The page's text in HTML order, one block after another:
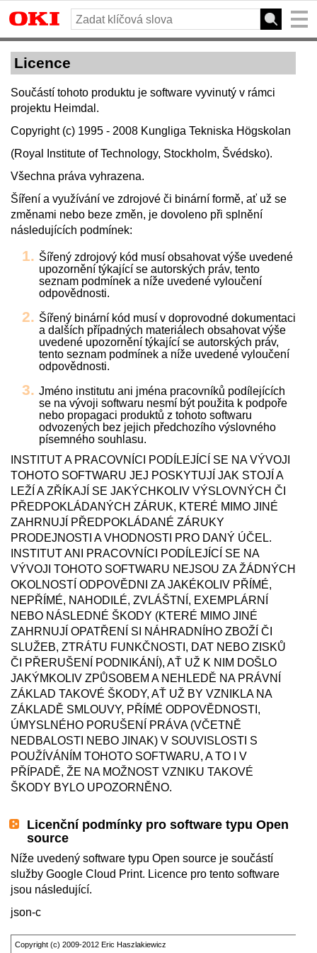
Licence
Součástí tohoto produktu je software vyvinutý v rámci
projektu Heimdal.
Copyright (c) 1995 - 2008 Kungliga Tekniska Högskolan
(Royal Institute of Technology, Stockholm, Švédsko).
Všechna práva vyhrazena.
Šíření a využívání ve zdrojové či binární formě, ať už se
změnami nebo beze změn, je dovoleno při splnění
následujících podmínek:
Šířený zdrojový kód musí obsahovat výše uvedené
upozornění týkající se autorských práv, tento
seznam podmínek a níže uvedené vyloučení
odpovědnosti.
Šířený binární kód musí v doprovodné dokumentaci
a dalších případných materiálech obsahovat výše
uvedené upozornění týkající se autorských práv,
tento seznam podmínek a níže uvedené vyloučení
odpovědnosti.
Jméno institutu ani jména pracovníků podílejících
se na vývoji softwaru nesmí být použita k podpoře
nebo propagaci produktů z tohoto softwaru
odvozených bez jejich předchozího výslovného
písemného souhlasu.
INSTITUT A PRACOVNÍCI PODÍLEJÍCÍ SE NA VÝVOJI
TOHOTO SOFTWARU JEJ POSKYTUJÍ JAK STOJÍ A
LEŽÍ A ZŘÍKAJÍ SE JAKÝCHKOLIV VÝSLOVNÝCH ČI
PŘEDPOKLÁDANÝCH ZÁRUK, KTERÉ MIMO JINÉ
ZAHRNUJÍ PŘEDPOKLÁDANÉ ZÁRUKY
PRODEJNOSTI A VHODNOSTI PRO DANÝ ÚČEL.
INSTITUT ANI PRACOVNÍCI PODÍLEJÍCÍ SE NA
VÝVOJI TOHOTO SOFTWARU NEJSOU ZA ŽÁDNÝCH
OKOLNOSTÍ ODPOVĚDNI ZA JAKÉKOLIV PŘÍMÉ,
NEPŘÍMÉ, NAHODILÉ, ZVLÁŠTNÍ, EXEMPLÁRNÍ
NEBO NÁSLEDNÉ ŠKODY (KTERÉ MIMO JINÉ
ZAHRNUJÍ OPATŘENÍ SI NÁHRADNÍHO ZBOŽÍ ČI
SLUŽEB, ZTRÁTU FUNKČNOSTI, DAT NEBO ZISKŮ
ČI PŘERUŠENÍ PODNIKÁNÍ), AŤ UŽ K NIM DOŠLO
JAKÝMKOLIV ZPŮSOBEM A NEHLEDĚ NA PRÁVNÍ
ZÁKLAD TAKOVÉ ŠKODY, AŤ UŽ BY VZNIKLA NA
ZÁKLADĚ SMLOUVY, PŘÍMÉ ODPOVĚDNOSTI,
ÚMYSLNÉHO PORUŠENÍ PRÁVA (VČETNĚ
NEDBALOSTI NEBO JINAK) V SOUVISLOSTI S
POUŽÍVÁNÍM TOHOTO SOFTWARU, A TO I V
PŘÍPADĚ, ŽE NA MOŽNOST VZNIKU TAKOVÉ
ŠKODY BYLO UPOZORNĚNO.
Licenční podmínky pro software typu Open
source
Níže uvedený software typu Open source je součástí
služby Google Cloud Print. Licence pro tento software
jsou následující.
json-c
Copyright (c) 2009-2012 Eric Haszlakiewicz